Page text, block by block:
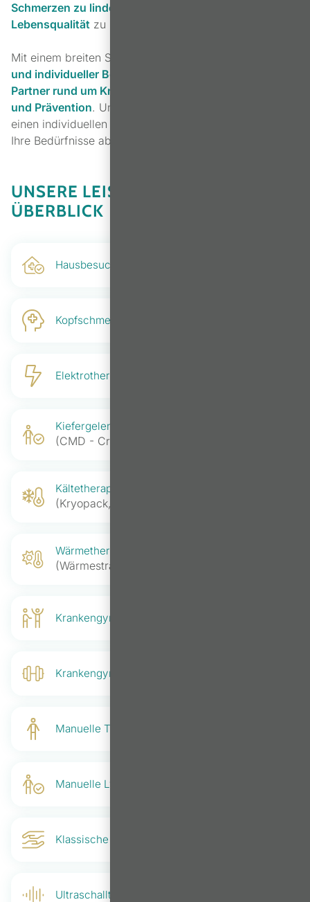
Schmerzen zu lindern
Lebensqualität zu begleiten.
Mit einem breiten Spektrum
und individueller Betreuung
Partner rund um Krankengymnastik, Rehabilitation
und Prävention. Unser erfahrenes Team erstellt für Sie
einen individuellen Behandlungsplan, der genau auf
Ihre Bedürfnisse abgestimmt ist.
UNSERE LEISTUNGEN IM
ÜBERBLICK
Hausbesuche
Kopfschmerztherapie
Elektrotherapie
Kiefergelenksbehandlungen
(CMD - Craniomandibuläre Dysfunktion)
Kältetherapie
(Kryopack, Eislolly, Eis-Spray)
Wärmetherapie
(Wärmestrahler, Fango, Wärmepackung)
Krankengymnastik
Krankengymnastik am Gerät
Manuelle Therapie
Manuelle Lymphdrainage & Ödemtherapie
Klassische Massage
Ultraschalltherapie